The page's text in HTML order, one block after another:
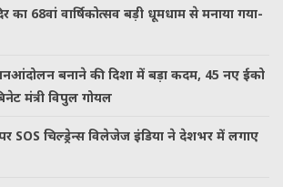
का 68वां वार्षिकोत्सव बड़ी धूमधाम से मनाया गया-
बनाने की दिशा में बड़ा कदम, 45 नए ईको
मंत्री विपुल गोयल
SOS चिल्ड्रेन्स विलेजेज इंडिया ने देशभर में लगाए